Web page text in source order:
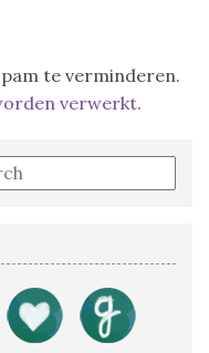
te verminderen.
verwerkt.